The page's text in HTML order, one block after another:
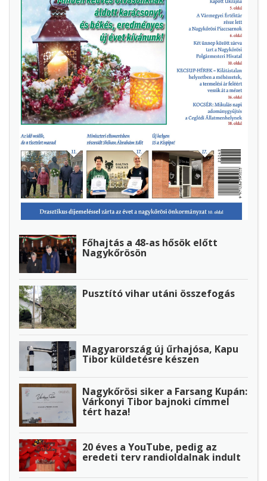
Főhajtás a 48-as hősök előtt
Nagykőrösön
Pusztító vihar utáni összefogás
Magyarország új űrhajósa, Kapu
Tibor küldetésre készen
Nagykőrösi siker a Farsang Kupán:
Várkonyi Tibor bajnoki címmel
tért haza!
20 éves a YouTube, pedig az
eredeti terv randioldalnak indult